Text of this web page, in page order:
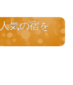
気の宿を